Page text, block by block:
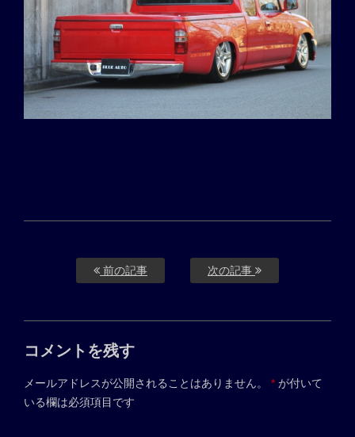
前の記事 次の記事
コメントを残す
メールアドレスが公開されることはありません。 * が付いて
いる欄は必須項目です